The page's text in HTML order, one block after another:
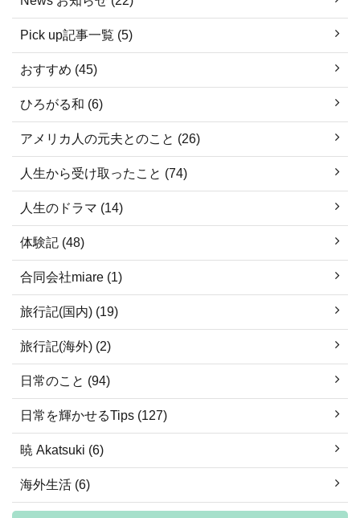
Pick up記事一覧 (5)
おすすめ (45)
ひろがる和 (6)
アメリカ人の元夫とのこと (26)
人生から受け取ったこと (74)
人生のドラマ (14)
体験記 (48)
合同会社miare (1)
旅行記(国内) (19)
旅行記(海外) (2)
日常のこと (94)
日常を輝かせるTips (127)
暁 Akatsuki (6)
海外生活 (6)